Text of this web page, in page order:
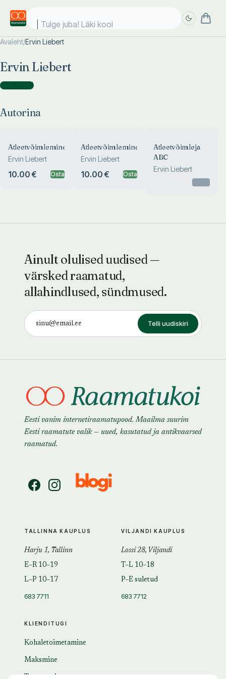
Tulge juba! Läki kooli
Avaleht/Ervin Liebert
Ervin Liebert
Autorina )
Autorina
Atleetvõimlemine
Ervin Liebert
10.00 € Osta
Atleetvõimlemine
Ervin Liebert
10.00 € Osta
Atleetvõimleja
ABC
Ervin Liebert
Ainult olulised uudised —
värsked raamatud,
allahindlused, sündmused.
Telli uudiskiri
Eesti vanim internetiraamatupood. Maailma suurim
Eesti raamatute valik — uued, kasutatud ja antikvaarsed
raamatud.
KLIENDITUGI
Kohaletoimetamine
Maksmine
TALLINNA KAUPLUS
Harju 1, Tallinn
E–R 10–19
L–P 10–17
683 7711
VILJANDI KAUPLUS
Lossi 28, Viljandi
T–L 10–18
P–E suletud
683 7712